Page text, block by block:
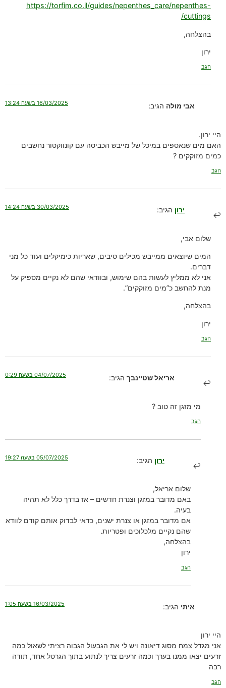
https://torfim.co.il/guides/nepenthes_care/nepenthes-
cuttings/
בהצלחה,
ירון
הגב
אבי מולה הגיב: 16/03/2025 בשעה 13:24
היי ירון.
האם מים שנאספים במיכל של מייבש הכביסה עם קונווקטור נחשבים
כמים מזוקקים ?
הגב
ירון הגיב: 30/03/2025 בשעה 14:24
שלום אבי,
המים שיוצאים ממייבש מכילים סיבים, שאריות כימיקלים ועוד כל מני
דברים.
אני לא ממליץ לעשות בהם שימוש, ובוודאי שהם לא נקיים מספיק על
מנת להחשב כ”מים מזוקקים”.
בהצלחה,
ירון
הגב
אריאל שטיינבך הגיב: 04/07/2025 בשעה 0:29
מי מזגן זה טוב ?
הגב
ירון הגיב: 05/07/2025 בשעה 19:27
שלום אריאל,
באם מדובר במזגן וצנרת חדשים – אז בדרך כלל לא תהיה
בעיה.
אם מדובר במזגן או צנרת ישנים, כדאי לבדוק אותם קודם לוודא
שהם נקיים מלכלוכים ופטריות.
בהצלחה,
ירון
הגב
איתי הגיב: 16/03/2025 בשעה 1:05
היי ירון
אני מגדל צמח מסוג דיאונה ויש לי את הגבעול הגבוה רציתי לשאול כמה
זרעים יצאו ממנו בערך וכמה זרעים צריך לנתוע בתוך הגרטל אחד, תודה
רבה
הגב